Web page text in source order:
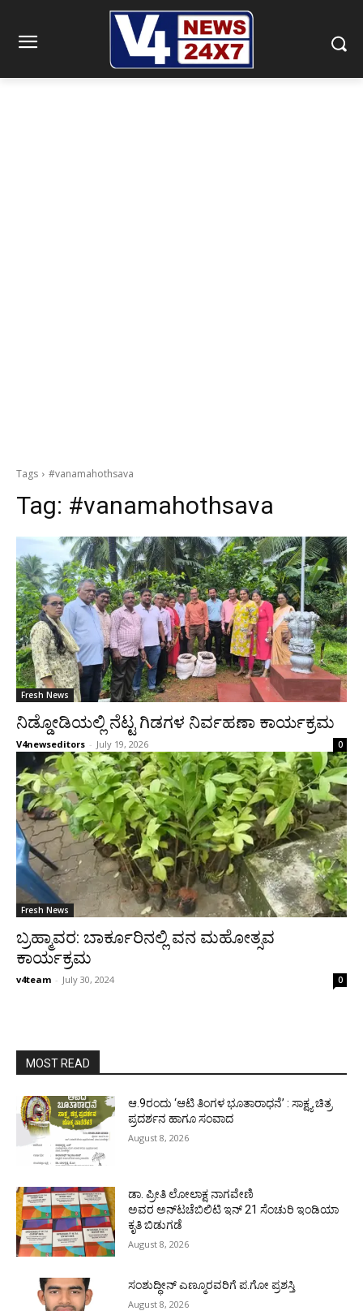
Tags #vanamahothsava
Tag: #vanamahothsava
Fresh News
ನಿಡ್ಡೋಡಿಯಲ್ಲಿ ನೆಟ್ಟ ಗಿಡಗಳ ನಿರ್ವಹಣಾ ಕಾರ್ಯಕ್ರಮ
V4newseditors - July 19, 2026 0
Fresh News
ಬ್ರಹ್ಮಾವರ: ಬಾರ್ಕೂರಿನಲ್ಲಿ ವನ ಮಹೋತ್ಸವ
ಕಾರ್ಯಕ್ರಮ
v4team - July 30, 2024 0
MOST READ
ಆ.9ರಂದು ‘ಆಟಿ ತಿಂಗಳ ಭೂತಾರಾಧನೆ’ : ಸಾಕ್ಷ್ಯ ಚಿತ್ರ
ಪ್ರದರ್ಶನ ಹಾಗೂ ಸಂವಾದ
August 8, 2026
ಡಾ. ಪ್ರೀತಿ ಲೋಲಾಕ್ಷ ನಾಗವೇಣಿ
ಅವರ ಅನ್‌ಟಚೆಬಿಲಿಟಿ ಇನ್ 21 ಸೆಂಚುರಿ ಇಂಡಿಯಾ
ಕೃತಿ ಬಿಡುಗಡೆ
August 8, 2026
ಸಂಶುದ್ಧೀನ್ ಎಣ್ಮೂರವರಿಗೆ ಪ.ಗೋ ಪ್ರಶಸ್ತಿ
August 8, 2026